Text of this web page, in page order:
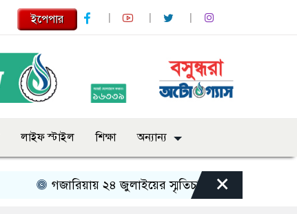
ইপেপার
লাইফ স্টাইল শিক্ষা অন্যান্য
গজারিয়ায় ২৪ জুলাইয়ের স্মৃতিচারণ: গুমের ভয়াবহ অভিজ্ঞতা
×